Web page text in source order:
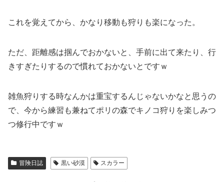
これを覚えてから、かなり移動も狩りも楽になった。
ただ、距離感は掴んでおかないと、手前に出て来たり、行
きすぎたりするので慣れておかないとですｗ
雑魚狩りする時なんかは重宝するんじゃないかなと思うの
で、今から練習も兼ねてポリの森でキノコ狩りを楽しみつ
つ修行中ですｗ
冒険日誌 黒い砂漠 スカラー